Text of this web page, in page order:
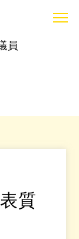
員
質